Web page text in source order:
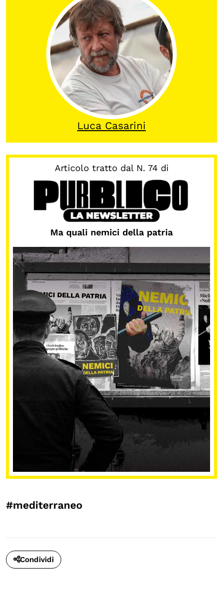
Calendario civile
Elezioni dal mondo
Podcast
OLTRE LA SCUOLA
Attività per bambine e bambini
Programmi per le scuole
Classici del Pensiero Politico
Master e Executive Program
Luca Casarini
Articolo tratto dal N. 74 di
Ma quali nemici della patria
#mediterraneo
Condividi